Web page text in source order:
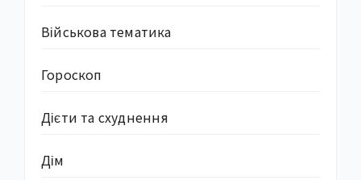
Військова тематика
Гороскоп
Дієти та схуднення
Дім